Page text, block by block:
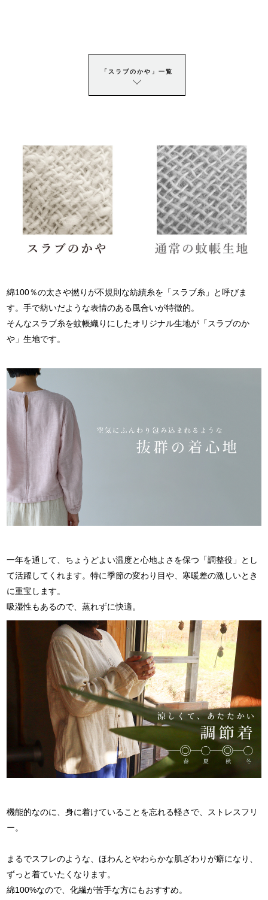
「スラブのかや」一覧
綿100％の太さや撚りが不規則な紡績糸を 「スラブ糸」と呼びま
す。手で紡いだような表情のある風合いが特徴的。
そんなスラブ糸を蚊帳織りにしたオリジナル生地が「スラブのか
や」生地です。
一年を通して、ちょうどよい温度と心地よさを保つ 「調整役」とし
て活躍してくれます。特に季節の変わり目や、寒暖差の激しいとき
に重宝します。
吸湿性もあるので、蒸れずに快適。
機能的なのに、身に着けていることを忘れる軽さで、 ストレスフリ
ー。
まるでスフレのような、ほわんとやわらかな肌ざわりが癖になり、
ずっと着ていたくなります。
綿100%なので、化繊が苦手な方にもおすすめ。